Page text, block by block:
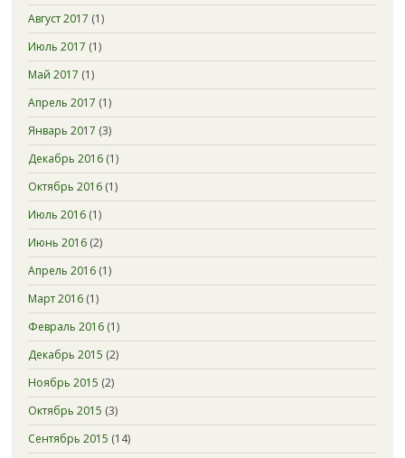
Август 2017 (1)
Июль 2017 (1)
Май 2017 (1)
Апрель 2017 (1)
Январь 2017 (3)
Декабрь 2016(1)
Октябрь 2016(1)
Июль 2016(1)
Июнь 2016(2)
Апрель 2016(1)
Март 2016(1)
Февраль 2016(1)
Декабрь 2015 (2)
Ноябрь 2015 (2)
Октябрь 2015 (3)
Сентябрь 2015 (14)